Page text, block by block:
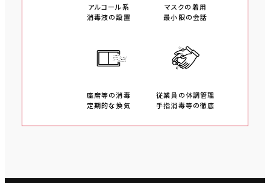
アルコール系
消毒液の設置
マスクの着用
最小限の会話
座席等の消毒
定期的な換気
従業員の体調管理
手指消毒等の徹底